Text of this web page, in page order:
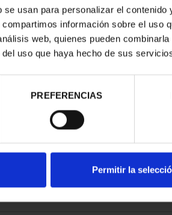
usan para personalizar el
información sobre el uso
web, quienes pueden
uso que haya hecho de sus
PREFERENCIAS
Permitir la
III -
DE CO...